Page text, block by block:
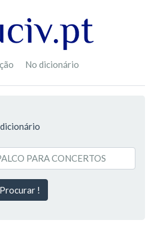
No dicionário
Procurar !